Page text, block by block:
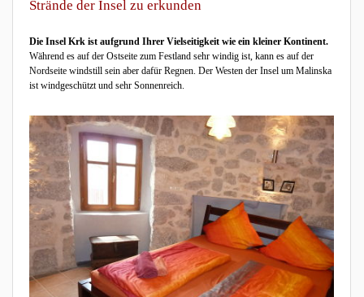
Strände der Insel zu erkunden
Die Insel Krk ist aufgrund Ihrer Vielseitigkeit wie ein kleiner Kontinent.
Während es auf der Ostseite zum Festland sehr windig ist, kann es auf der
Nordseite windstill sein aber dafür Regnen. Der Westen der Insel um Malinska
ist windgeschützt und sehr Sonnenreich.